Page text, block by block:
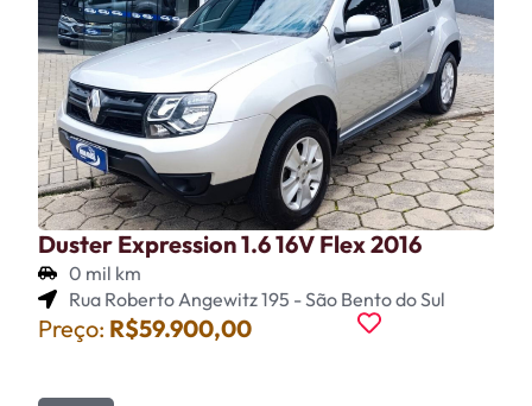
Duster Expression 1.6 16V Flex 2016
0 mil km
Rua Roberto Angewitz 195 - São Bento do Sul
Preço: R$59.900,00